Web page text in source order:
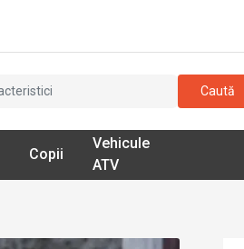
Caută
Copii
Vehicule
ATV